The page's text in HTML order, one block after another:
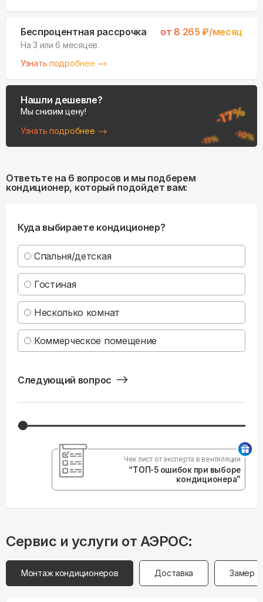
Беспроцентная рассрочка от 8 265 ₽/месяц
На 3 или 6 месяцев.
Узнать подробнее
Нашли дешевле?
Мы снизим цену!
Узнать подробнее
Ответьте на 6 вопросов и мы подберем
кондиционер, который подойдет вам:
Куда выбираете кондиционер?
Спальня/детская
Гостиная
Несколько комнат
Коммерческое помещение
Следующий вопрос
Чек лист от эксперта в вентиляции
“ТОП-5 ошибок при выборе
кондиционера”
Сервис и услуги от АЭРОС:
Монтаж кондиционеров Доставка Замер